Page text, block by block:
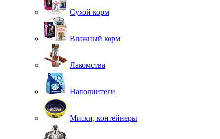
Сухой корм
Влажный корм
Лакомства
Наполнители
Миски, контейнеры